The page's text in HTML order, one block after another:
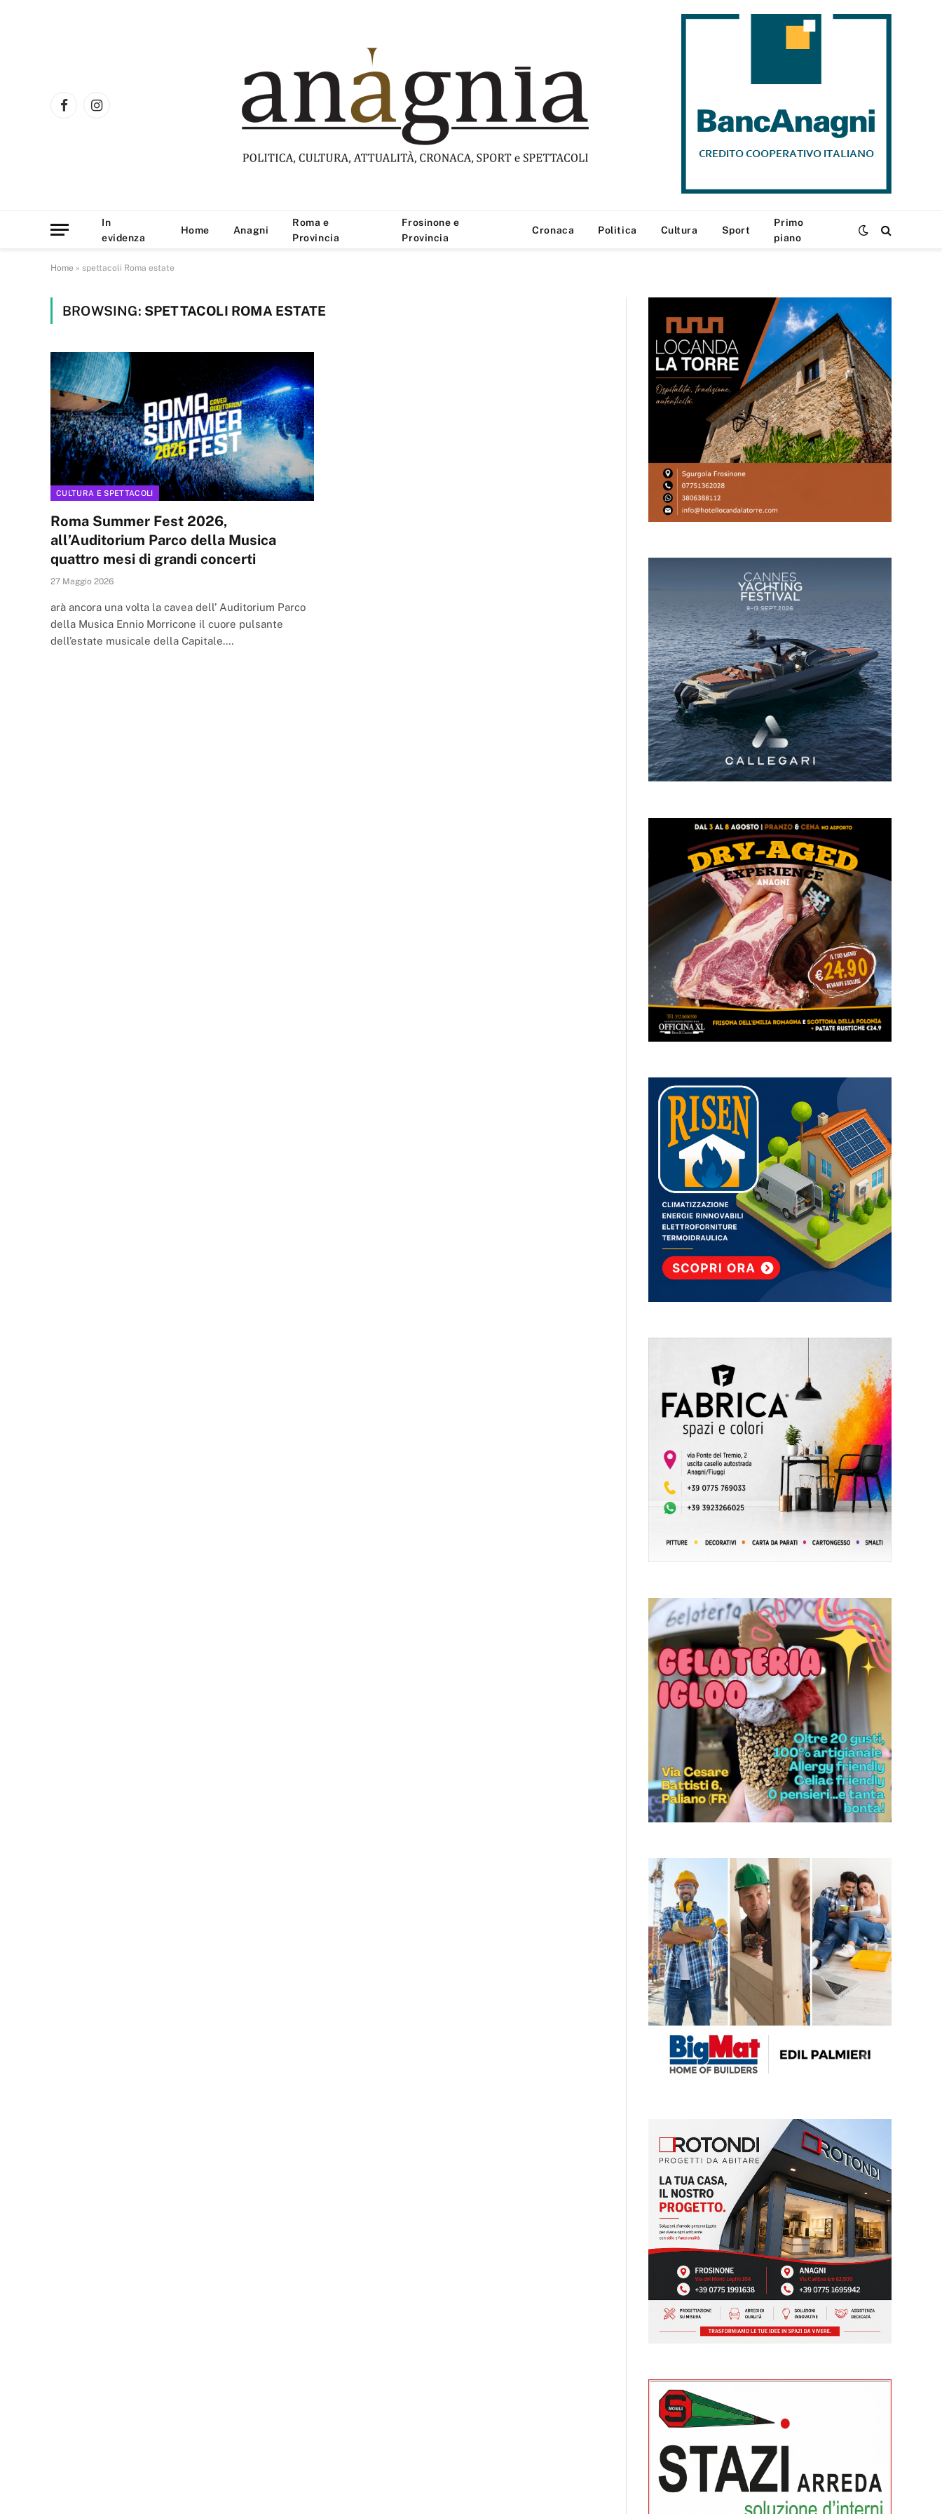
FacebookInstagram
In
evidenza
Home Anagni
Roma e
Provincia
Frosinone e
Provincia
Cronaca Politica Cultura Sport
Primo
piano
Home » spettacoli Roma estate
BROWSING: SPETTACOLI ROMA ESTATE
CULTURA E SPETTACOLI
Roma Summer Fest 2026,
all’Auditorium Parco della Musica
quattro mesi di grandi concerti
27 Maggio 2026
arà ancora una volta la cavea dell’ Auditorium Parco
della Musica Ennio Morricone il cuore pulsante
dell’estate musicale della Capitale.…